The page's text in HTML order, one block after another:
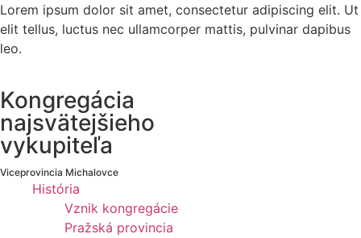
Lorem ipsum dolor sit amet, consectetur adipiscing elit. Ut
elit tellus, luctus nec ullamcorper mattis, pulvinar dapibus
leo.
Kongregácia
najsvätejšieho
vykupiteľa
Viceprovincia Michalovce
História
Vznik kongregácie
Pražská provincia